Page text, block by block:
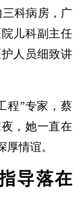
科病房，广
儿科副主任
人员细致讲
程”专家，蔡
，她一直在
情谊。
导落在